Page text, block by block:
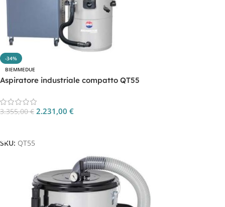
-34%
BIEMMEDUE
Aspiratore industriale compatto QT55
3.355,00€ 2.231,00 €
SKU: QT55